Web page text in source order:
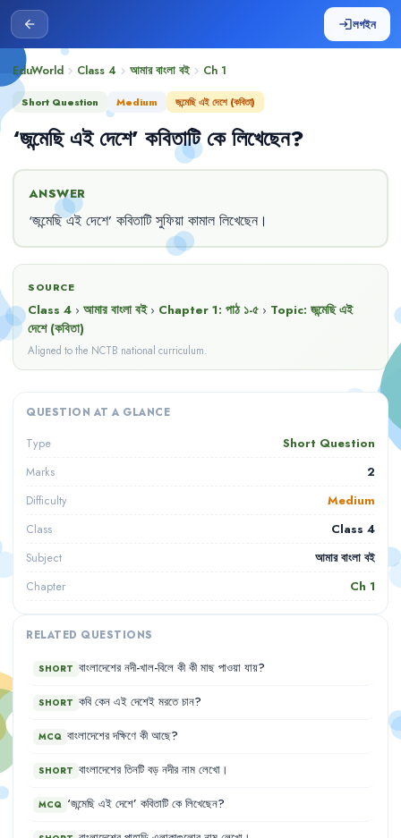
arrow_back loginলগইন
EduWorld chevron_right Class 4 chevron_right আমার বাংলা বই chevron_right Ch 1
Short Question Medium জন্মেছি এই দেশে (কবিতা)
‘জন্মেছি এই দেশে’ কবিতাটি কে লিখেছেন?
ANSWER
‘জন্মেছি এই দেশে’ কবিতাটি সুফিয়া কামাল লিখেছেন।
SOURCE
Class 4 › আমার বাংলা বই › Chapter 1: পাঠ ১-৫ › Topic: জন্মেছি এই
দেশে (কবিতা)
Aligned to the NCTB national curriculum.
QUESTION AT A GLANCE
Type Short Question
Marks 2
Difficulty Medium
Class Class 4
Subject আমার বাংলা বই
Chapter Ch 1
RELATED QUESTIONS
SHORT বাংলাদেশের নদী-খাল-বিলে কী কী মাছ পাওয়া যায়?
SHORT কবি কেন এই দেশেই মরতে চান?
MCQ বাংলাদেশের দক্ষিণে কী আছে?
SHORT বাংলাদেশের তিনটি বড় নদীর নাম লেখো ।
MCQ ‘জন্মেছি এই দেশে’ কবিতাটি কে লিখেছেন?